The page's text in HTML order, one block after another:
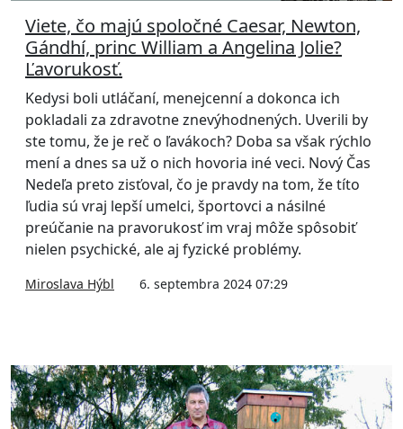
Viete, čo majú spoločné Caesar, Newton,
Gándhí, princ William a Angelina Jolie?
Ľavorukosť.
Kedysi boli utláčaní, menejcenní a dokonca ich
pokladali za zdravotne znevýhodnených. Uverili by
ste tomu, že je reč o ľavákoch? Doba sa však rýchlo
mení a dnes sa už o nich hovoria iné veci. Nový Čas
Nedeľa preto zisťoval, čo je pravdy na tom, že títo
ľudia sú vraj lepší umelci, športovci a násilné
preúčanie na pravorukosť im vraj môže spôsobiť
nielen psychické, ale aj fyzické problémy.
Miroslava Hýbl 6. septembra 2024 07:29